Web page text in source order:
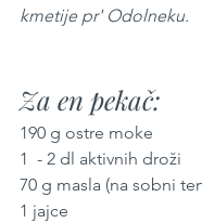
kmetije pr' Odolneku.
Za en pekač:
190 g ostre moke
1  - 2 dl aktivnih droži
70 g masla (na sobni
1 jajce